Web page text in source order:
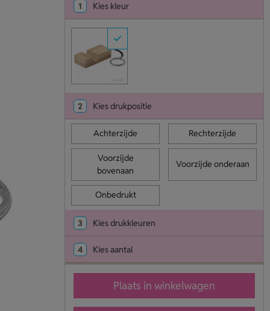
1 Kies kleur
2 Kies drukpositie
Achterzijde Rechterzijde
Voorzijde
bovenaan
Voorzijde onderaan
Onbedrukt
3 Kies drukkleuren
4 Kies aantal
Plaats in winkelwagen